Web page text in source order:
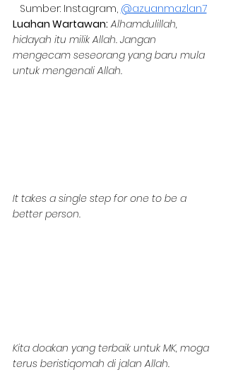
Sumber: Instagram, @azuanmazlan7
Luahan Wartawan: Alhamdulillah,
hidayah itu milik Allah. Jangan
mengecam seseorang yang baru mula
untuk mengenali Allah.
It takes a single step for one to be a
better person.
Kita doakan yang terbaik untuk MK, moga
terus beristiqomah di jalan Allah.